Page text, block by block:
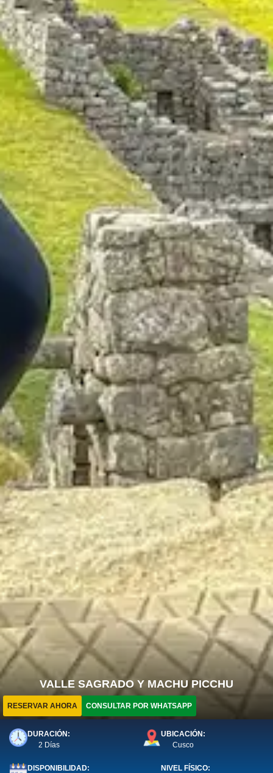
VALLE SAGRADO Y MACHU PICCHU
RESERVAR AHORA CONSULTAR POR WHATSAPP
DURACIÓN:
2 Días
UBICACIÓN:
Cusco
DISPONIBILIDAD:
NIVEL FÍSICO: